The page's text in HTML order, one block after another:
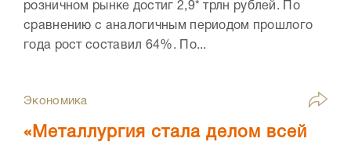
розничном рынке достиг 2,9* трлн рублей. По
сравнению с аналогичным периодом прошлого
года рост составил 64%. По...
Экономика
«Металлургия стала делом всей